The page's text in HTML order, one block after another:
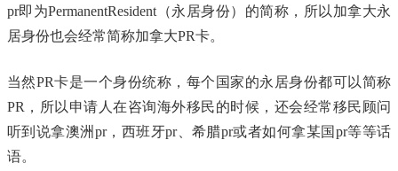
pr即为PermanentResident（永居身份）的简称，所以加拿大永
居身份也会经常简称加拿大PR卡。
当然PR卡是一个身份统称，每个国家的永居身份都可以简称
PR，所以申请人在咨询海外移民的时候，还会经常移民顾问
听到说拿澳洲pr，西班牙pr、希腊pr或者如何拿某国pr等等话
语。